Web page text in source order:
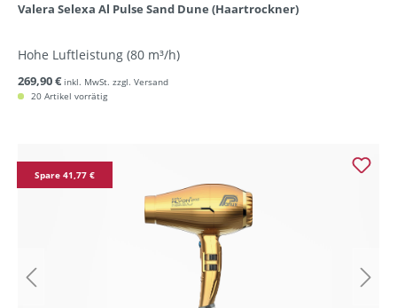
Valera Selexa Al Pulse Sand Dune (Haartrockner)
Hohe Luftleistung (80 m³/h)
269,90 € inkl. MwSt. zzgl. Versand
20 Artikel vorrätig
Spare 41,77 €